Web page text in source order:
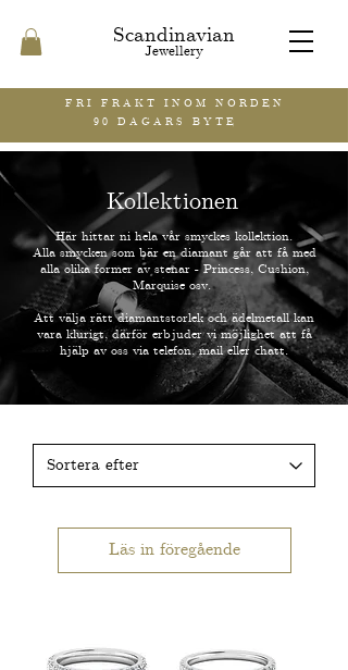
Scandinavian
Jewellery
FRI FRAKT INOM NORDEN
90 DAGARS BYTE
Kollektionen
Här hittar ni hela vår smyckes kollektion.
Alla smycken som bär en diamant går att få med
alla olika former av stenar - Princess, Cushion,
Marquise osv.
Att välja rätt diamantstorlek och ädelmetall kan
vara klurigt, därför erbjuder vi möjlighet att få
hjälp av oss via telefon, mail eller chatt.
Läs in föregående